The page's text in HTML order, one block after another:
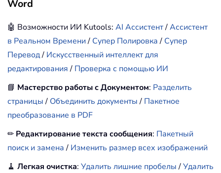
Word
🤖 Возможности ИИ Kutools: AI Ассистент/Ассистент
в Реальном Времени/ Супер Полировка/ Супер
Перевод/ Искусственный интеллект для
редактирования/ Проверка с помощью ИИ
📘 Мастерство работы с Документом: Разделить
страницы/ Объединить документы/ Пакетное
преобразование в PDF
✏ Редактирование текста сообщения: Пакетный
поиск и замена/ Изменить размер всех изображений
🧹 Легкая очистка: Удалить лишние пробелы/Удалить